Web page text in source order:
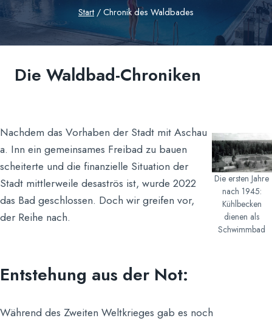
Start / Chronik des Waldbades
Die Waldbad-Chroniken
Nachdem das Vorhaben der Stadt mit Aschau
a. Inn ein gemeinsames Freibad zu bauen
scheiterte und die finanzielle Situation der
Stadt mittlerweile desaströs ist, wurde 2022
das Bad geschlossen. Doch wir greifen vor,
der Reihe nach.
Die ersten Jahre
nach 1945:
Kühlbecken
dienen als
Schwimmbad
Entstehung aus der Not:
Während des Zweiten Weltkrieges gab es noch